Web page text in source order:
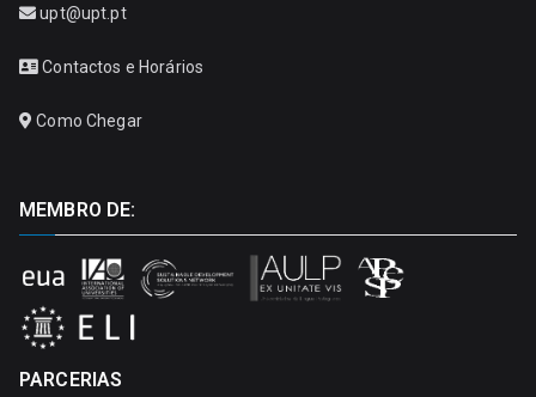
upt@upt.pt
Contactos e Horários
Como Chegar
MEMBRO DE:
PARCERIAS